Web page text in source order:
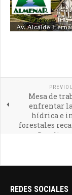
Mesa de
enfrentar la
hídrica e
forestales
REDES SOCIALES